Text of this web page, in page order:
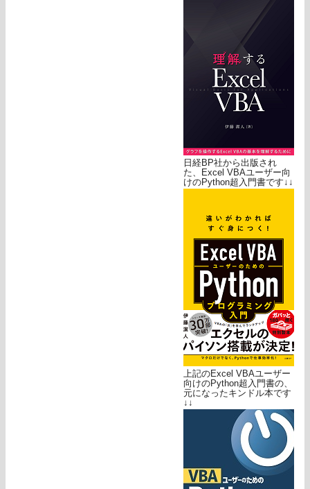
日経BP社から出版され
た、Excel VBAユーザー向
けのPython超入門書です↓↓
上記のExcel VBAユーザー
向けのPython超入門書の、
元になったキンドル本です
↓↓